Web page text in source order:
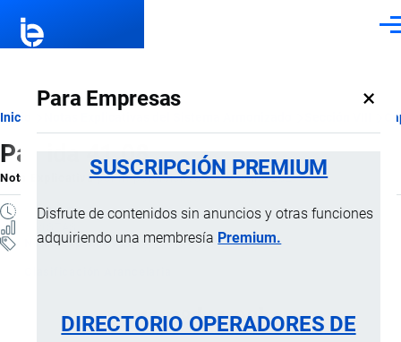
Para Empresas ×
SUSCRIPCIÓN PREMIUM
Disfrute de contenidos sin anuncios y otras funciones
adquiriendo una membresía Premium.
DIRECTORIO OPERADORES DE
Ruta
de
navegación
Inicio
Partida 41.08
Nota ExplicativaporImportaciones …, 19 Julio, 2024
1 MINUTO
Notas Explicativas
41.08 [41.08]